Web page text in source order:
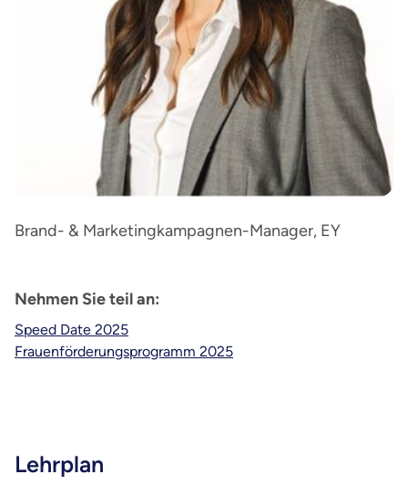
Brand- & Marketingkampagnen-Manager, EY
Nehmen Sie teil an:
Speed Date 2025
Frauenförderungsprogramm 2025
Lehrplan